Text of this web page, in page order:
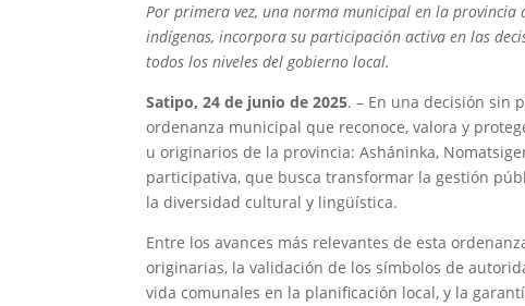
Por primera vez, una norma municipal en la provincia
indígenas, incorpora su participación activa en las
todos los niveles del gobierno local.
Satipo, 24 de junio de 2025. – En una decisión sin
ordenanza municipal que reconoce, valora y
u originarios de la provincia: Asháninka,
participativa, que busca transformar la gestión
la diversidad cultural y lingüística.
Entre los avances más relevantes de esta
originarias, la validación de los símbolos de
vida comunales en la planificación local, y la